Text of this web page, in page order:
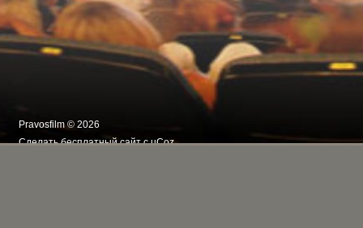
Pravosfilm © 2026
Сделатьбесплатный сайтсuCoz